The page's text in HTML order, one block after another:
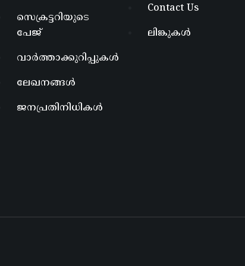
സെക്രട്ടറിയുടെ
പേജ്
വാർത്താക്കുറിപ്പുകൾ
ലേഖനങ്ങൾ
ജനപ്രതിനിധികൾ
Contact Us
ലിങ്കുകൾ